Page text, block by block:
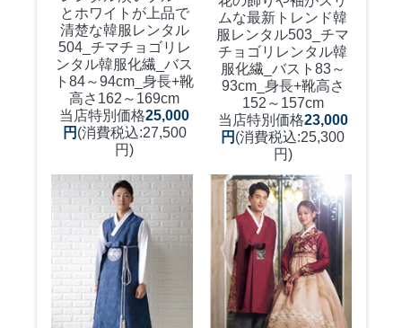
とホワイトが上品で
清楚な韓服レンタル
504_チマチョゴリレ
ンタル韓服化繊_バス
ト84～94cm_身長+靴
高さ162～169cm
当店特別価格25,000
円 (消費税込:27,500
円)
ムな最新トレンド韓
服レンタル503_チマ
チョゴリレンタル韓
服化繊_バスト83～
93cm_身長+靴高さ
152～157cm
当店特別価格23,000
円 (消費税込:25,300
円)